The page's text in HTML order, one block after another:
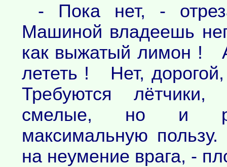
- Пока нет, -
Машиной владеешь
как выжатый лимон !
лететь ! Нет,
Требуются
смелые, но и
максимальную
на неумение врага, -